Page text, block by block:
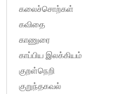
கலைச்சொற்கள்
கவிதை
காணுரை
காப்பிய இலக்கியம்
குறள்நெறி
குறுந்தகவல்